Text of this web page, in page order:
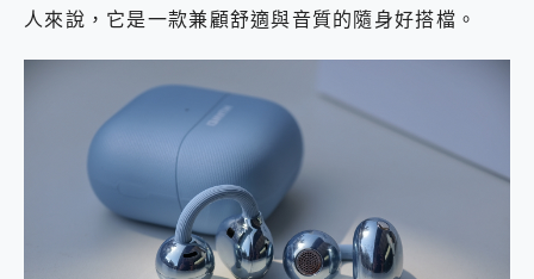
磁碟系統大風吹 有了 磁碟管理程式 EaseUS Partition Master 就是這麼簡單
全新 SONY Xperia 1 VI 開箱! 相機實測! 長焦覆蓋更遠更清晰、2日長續航、頂尖影音娛樂效能~
vivo TWS 3e 真無線藍牙耳機智慧降噪升級、音質明亮溫潤，並支援雙設備連接~
一吸完美對位 擁有超強吸力與超好用的隱磁支架 O-ONE MAG 最會吸的行動電源 開箱 評測
OPPO 哈蘇 300mm 專業增距鏡實測：Find X9 Ultra 光學長焦隨手拍，紀錄生活就是這麼簡單
Motorola edge 70 pro 及 moto g37 power上市，登錄在送飛利浦氣炸鍋
人來說，它是一款兼顧舒適與音質的隨身好搭檔。